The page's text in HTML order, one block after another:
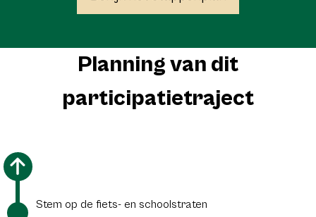
Planning van dit
participatietraject
Stem op de fiets- en schoolstraten